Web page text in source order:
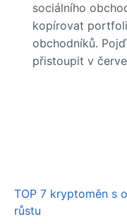
sociálního
kopírovat
obchodníků.
přistoupit v
TOP 7 kryptoměn s
růstu